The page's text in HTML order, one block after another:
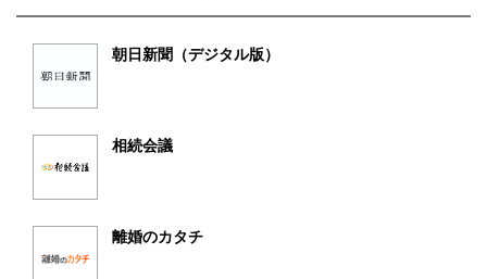
朝日新聞（デジタル版）
相続会議
離婚のカタチ